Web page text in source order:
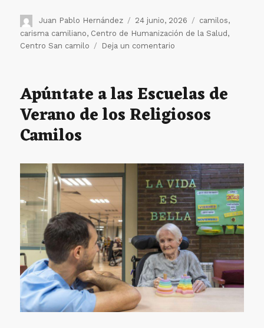
Autor
Juan Pablo Hernández
Publicado
el
24 junio, 2026 Etiquetas
camilos,
carisma camiliano, Centro de Humanización de la Salud,
Centro San camilo
Deja un comentario
José
Manuel
Martínez
de
servicio
en
San
Camilo
Apúntate a las Escuelas de
Verano de los Religiosos
Camilos